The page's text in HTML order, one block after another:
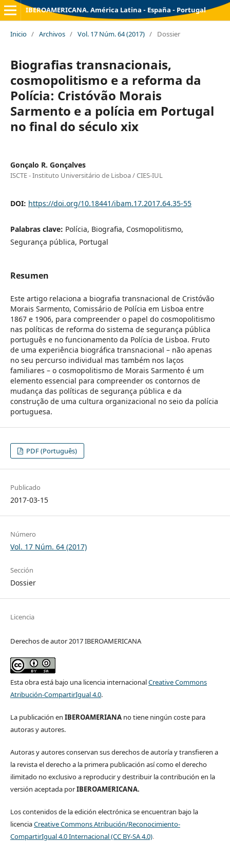
IBEROAMERICANA. América Latina - España - Portugal
Inicio / Archivos / Vol. 17 Núm. 64 (2017) / Dossier
Biografias transnacionais,
cosmopolitismo e a reforma da
Polícia: Cristóvão Morais
Sarmento e a polícia em Portugal
no final do século xix
Gonçalo R. Gonçalves
ISCTE - Instituto Universitário de Lisboa / CIES-IUL
DOI: https://doi.org/10.18441/ibam.17.2017.64.35-55
Palabras clave: Polícia, Biografia, Cosmopolitismo,
Segurança pública, Portugal
Resumen
Este artigo relaciona a biografia transnacional de Cristóvão
Morais Sarmento, Comissário de Polícia em Lisboa entre
1867 e 1906, para compreender o papel do cosmopolitismo
nas políticas de reforma do sistema de segurança pública
português e no funcionamento da Polícia de Lisboa. Fruto
de uma experiência biográfica transnacional – não apenas
no seu percurso individual mas também nos laços
familiares – o cosmopolitismo de Morais Sarmento é um
elemento essencial para compreender os contornos de
mudança das políticas de segurança pública e da
construção de uma cultura organizacional no seio da polícia
portuguesa.
PDF (Português)
Publicado
2017-03-15
Número
Vol. 17 Núm. 64 (2017)
Sección
Dossier
Licencia
Derechos de autor 2017 IBEROAMERICANA
Esta obra está bajo una licencia internacionalCreative Commons
Atribución-CompartirIgual 4.0.
La publicación en IBEROAMERIANAno tiene ningún coste para
autoras y autores.
Autoras y autores conservan sus derechos de autoría y transfieren a
la revista el derecho a la primera publicación así como el derecho
ilimitado no exclusivo a reproducir y destribuir la contribución en la
versión aceptada porIBEROAMERICANA.
Los contenidos de la edición electrónica se encuentran bajo la
licenciaCreative Commons Atribución/Reconocimiento-
CompartirIgual 4.0 Internacional (CC BY-SA 4.0).